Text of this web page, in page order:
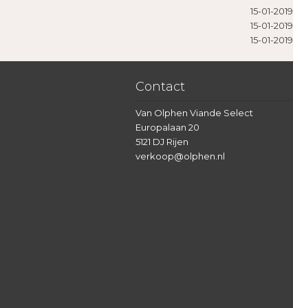
15-01-2019
15-01-2019
15-01-2019
Contact
Van Olphen Viande Select
Europalaan 20
5121 DJ Rijen
verkoop@olphen.nl